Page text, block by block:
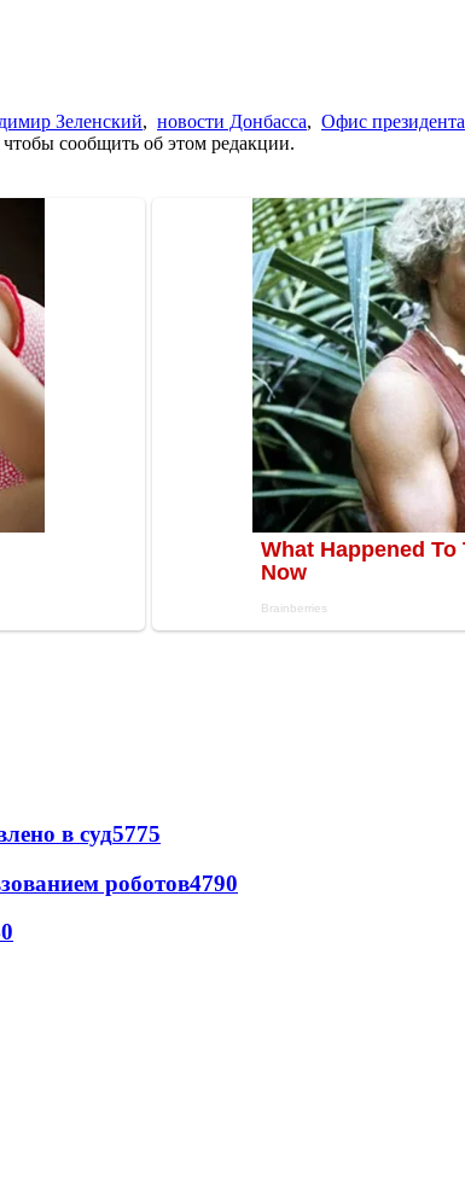
Зеленский, новости Донбасса, Офис президента
сообщить об этом редакции.
в суд5775
роботов4790